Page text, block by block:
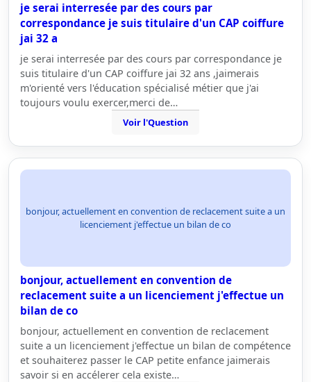
je serai interresée par des cours par
correspondance je suis titulaire d'un CAP coiffure
jai 32 a
je serai interresée par des cours par correspondance je
suis titulaire d'un CAP coiffure jai 32 ans ,jaimerais
m'orienté vers l'éducation spécialisé métier que j'ai
toujours voulu exercer,merci de…
Voir l'Question
bonjour, actuellement en convention de reclacement suite a un
licenciement j'effectue un bilan de co
bonjour, actuellement en convention de
reclacement suite a un licenciement j'effectue un
bilan de co
bonjour, actuellement en convention de reclacement
suite a un licenciement j'effectue un bilan de compétence
et souhaiterez passer le CAP petite enfance jaimerais
savoir si en accélerer cela existe…